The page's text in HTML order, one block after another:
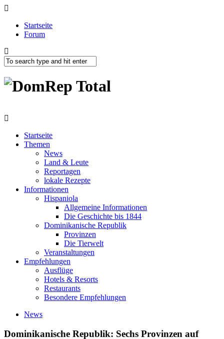
Startseite
Forum
Startseite
Themen
News
Land & Leute
Reportagen
lokale Rezepte
Informationen
Hispaniola
Allgemeine Informationen
Die Geschichte bis 1844
Dominikanische Republik
Provinzen
Die Tierwelt
Veranstaltungen
Empfehlungen
Ausflüge
Hotels & Resorts
Restaurants
Besondere Empfehlungen
News
Dominikanische Republik: Sechs Provinzen auf